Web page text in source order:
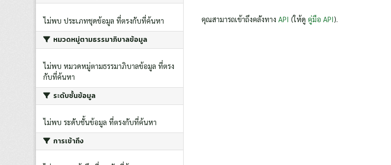
ไม่พบ ประเภทชุดข้อมูล ที่ตรงกับที่ค้นหา
หมวดหมู่ตามธรรมาภิบาลข้อมูล
ไม่พบ หมวดหมู่ตามธรรมาภิบาลข้อมูล ที่ตรง
กับที่ค้นหา
ระดับชั้นข้อมูล
ไม่พบ ระดับชั้นข้อมูล ที่ตรงกับที่ค้นหา
การเข้าถึง
คุณสามารถเข้าถึงคลังทาง API (ให้ดู คู่มือ API).